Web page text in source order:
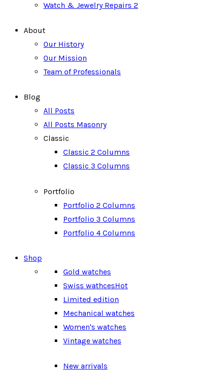
Watch & Jewelry Repairs 2
About
Our History
Our Mission
Team of Professionals
Blog
All Posts
All Posts Masonry
Classic
Classic 2 Columns
Classic 3 Columns
Portfolio
Portfolio 2 Columns
Portfolio 3 Columns
Portfolio 4 Columns
Shop
Gold watches
Swiss wathcesHot
Limited edition
Mechanical watches
Women's watches
Vintage watches
New arrivals